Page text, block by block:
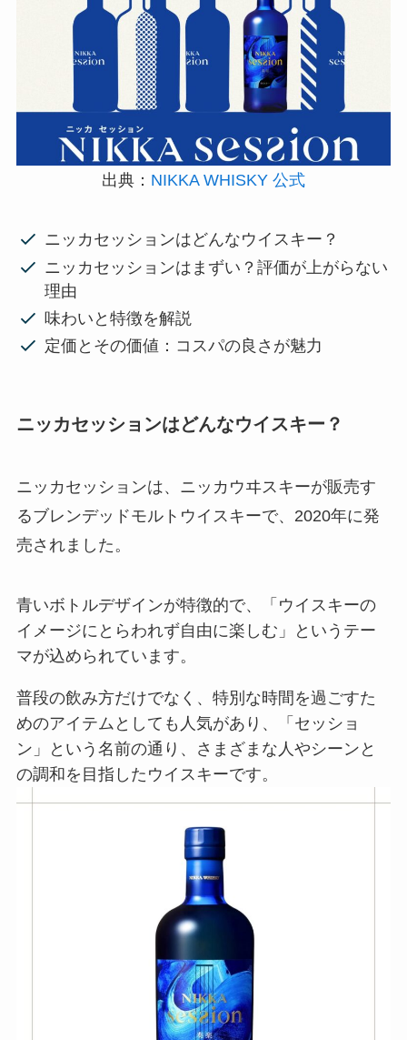
出典： NIKKA WHISKY 公式
ニッカセッションはどんなウイスキー？
ニッカセッションはまずい？評価が上がらない
理由
味わいと特徴を解説
定価とその価値：コスパの良さが魅力
ニッカセッションはどんなウイスキー？
ニッカセッションは、ニッカウヰスキーが販売す
るブレンデッドモルトウイスキーで、2020年に発
売されました。
青いボトルデザインが特徴的で、「ウイスキーの
イメージにとらわれず自由に楽しむ」というテー
マが込められています。
普段の飲み方だけでなく、特別な時間を過ごすた
めのアイテムとしても人気があり、「セッショ
ン」という名前の通り、さまざまな人やシーンと
の調和を目指したウイスキーです。